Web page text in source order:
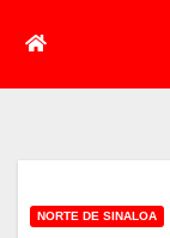
NORTE DE SINALOA